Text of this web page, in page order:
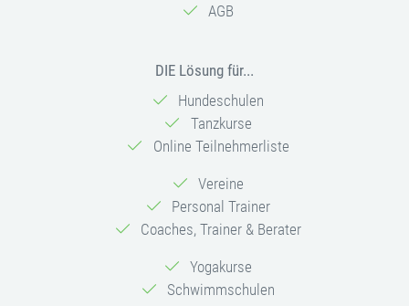
AGB
DIE Lösung für...
Hundeschulen
Tanzkurse
Online Teilnehmerliste
Vereine
Personal Trainer
Coaches, Trainer & Berater
Yogakurse
Schwimmschulen